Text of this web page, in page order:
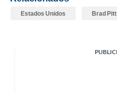
Estados Unidos Brad Pitt